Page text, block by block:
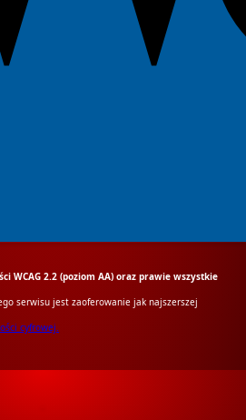
WCAG 2.2 (poziom AA) oraz prawie wszystkie
serwisu jest zaoferowanie jak najszerszej
cyfrowej.